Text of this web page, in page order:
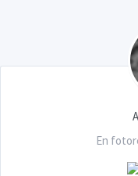
En